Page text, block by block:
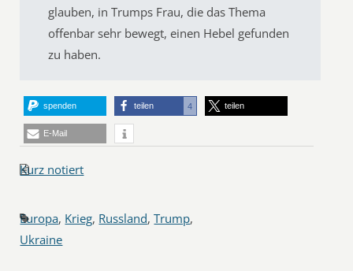
glauben, in Trumps Frau, die das Thema
offenbar sehr bewegt, einen Hebel gefunden
zu haben.
spenden teilen 4 teilen
E-Mail
Kurz notiert
Europa, Krieg, Russland,Trump,
Ukraine